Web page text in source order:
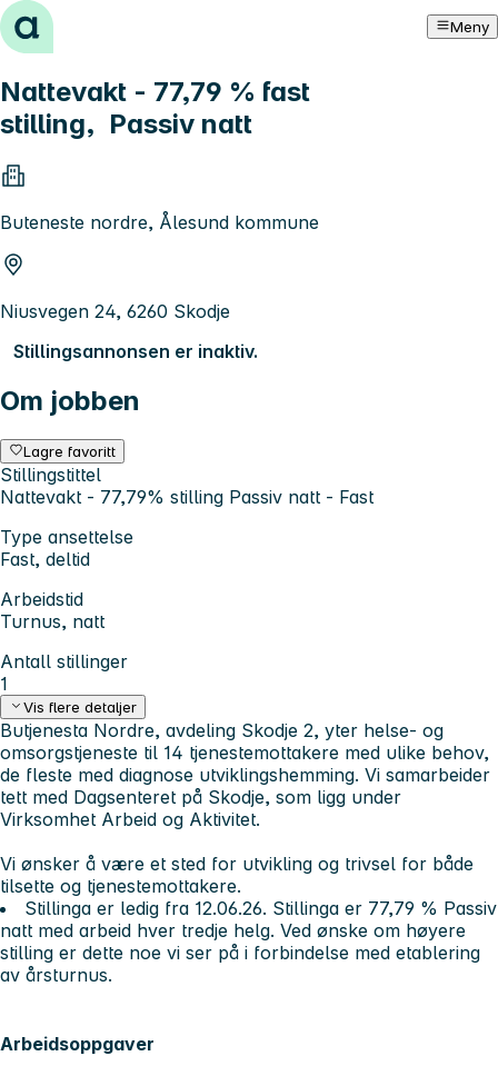
Hopp til innhold Meny
Nattevakt - 77,79 % fast
stilling, Passiv natt
Buteneste nordre, Ålesund kommune
Niusvegen 24, 6260 Skodje
Stillingsannonsen er inaktiv.
Om jobben
Lagre favoritt
Stillingstittel
Nattevakt - 77,79% stilling Passiv natt - Fast
Type ansettelse
Fast, deltid
Arbeidstid
Turnus, natt
Antall stillinger
1
Vis flere detaljer
Butjenesta Nordre, avdeling Skodje 2, yter helse- og
omsorgstjeneste til 14 tjenestemottakere med ulike behov,
de fleste med diagnose utviklingshemming. Vi samarbeider
tett med Dagsenteret på Skodje, som ligg under
Virksomhet Arbeid og Aktivitet.
Vi ønsker å være et sted for utvikling og trivsel for både
tilsette og tjenestemottakere.
Stillinga er ledig fra 12.06.26. Stillinga er 77,79 % Passiv
natt med arbeid hver tredje helg. Ved ønske om høyere
stilling er dette noe vi ser på i forbindelse med etablering
av årsturnus.
Arbeidsoppgaver